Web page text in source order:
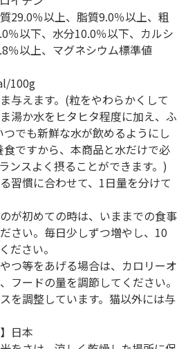
29.0％以上、脂質9.0％以上、粗
％以下、水分10.0％以下、カルシ
％以上、マグネシウム標準値
100g
与えます。(粒をやわらかくして
湯か水をヒタヒタ程度に加え、ふ
でも新鮮な水が飲めるようにし
ですから、本商品と水だけで必
ンスよく摂ることができます。)
習慣に合わせて、1日量を分けて
が初めての時は、いままでの食事
さい。毎日少しずつ増やし、10
ださい。
つ等をあげる場合は、カロリーオ
フードの量を調節してください。
を調整しています。猫以外には与
日本